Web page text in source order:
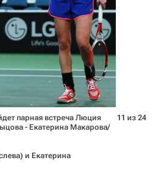
парная встреча Люция
- Екатерина Макарова/
и Екатерина
11 из 24